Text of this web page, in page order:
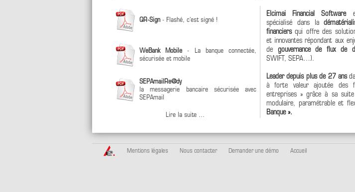
QR-Sign - Flashé, c'est signé !
WeBank Mobile- La banque connectée,
sécurisée et mobile
SEPAmailRe@dy
la messagerie bancaire sécurisée avec
SEPAmail
Lire la suite ...
Elcimai Financial Software
spécialisé dans la
financiersqui offre des
et innovantes répondant aux
de gouvernance de flux de
SWIFT, SEPA…).
Leader depuis plus de 27 ans
à forte valeur ajoutée des
entreprises » grâce à sa
modulaire, paramétrable et
Banque ».
Mentions légales Nous contacter Demander une démo Accueil